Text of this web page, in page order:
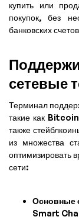
купить или
покупок, без
банковских
сетевые
Терминал
такие как
также
из множества
оптимизировать
сети:
Основные
Smart